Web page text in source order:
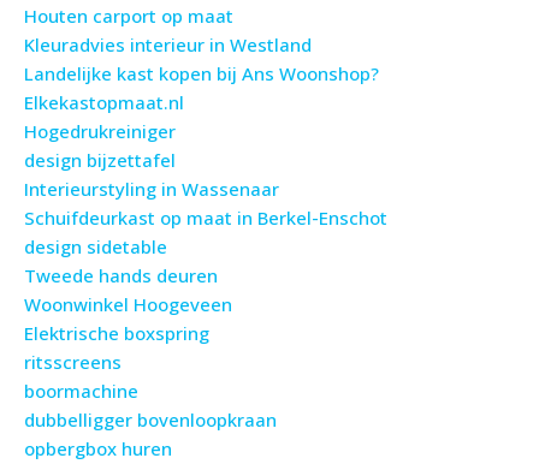
Houten carport op maat
Kleuradvies interieur in Westland
Landelijke kast kopen bij Ans Woonshop?
Elkekastopmaat.nl
Hogedrukreiniger
design bijzettafel
Interieurstyling in Wassenaar
Schuifdeurkast op maat in Berkel-Enschot
design sidetable
Tweede hands deuren
Woonwinkel Hoogeveen
Elektrische boxspring
ritsscreens
boormachine
dubbelligger bovenloopkraan
opbergbox huren